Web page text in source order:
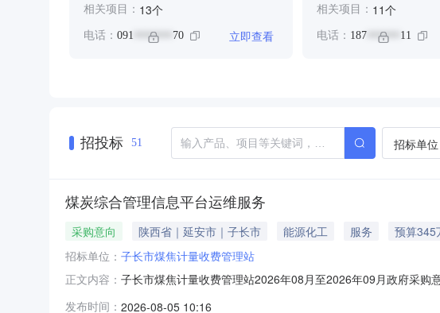
相关项目： 13个
电话： 091 ******* 70 立即查看
相关项目： 11个
电话： 187 ****** 11
招投标 51 招标单位
煤炭综合管理信息平台运维服务
采购意向 陕西省｜延安市｜子长市 能源化工 服务
预算345
招标单位： 子长市煤焦计量收费管理站
正文内容： 子长市煤焦计量收费管理站2026年08月至2026年09月政府采购
发布时间： 2026-08-05 10:16